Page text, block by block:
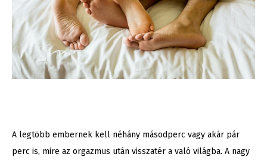
A legtöbb embernek kell néhány másodperc vagy akár pár
perc is, mire az orgazmus után visszatér a való világba. A nagy